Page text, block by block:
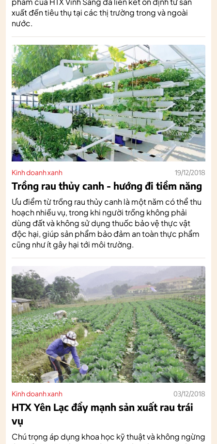
xuất đến tiêu thụ tại các thị trường trong và ngoài
nước.
Kinh doanh xanh 19/12/2018
Trồng rau thủy canh - hướng đi tiềm năng
Ưu điểm từ trồng rau thủy canh là một năm có thể thu
hoạch nhiều vụ, trong khi người trồng không phải
dùng đất và không sử dụng thuốc bảo vệ thực vật
độc hại, giúp sản phẩm bảo đảm an toàn thực phẩm
cũng như ít gây hại tới môi trường.
Kinh doanh xanh 03/12/2018
HTX Yên Lạc đẩy mạnh sản xuất rau trái
vụ
Chú trọng áp dụng khoa học kỹ thuật và không ngừng